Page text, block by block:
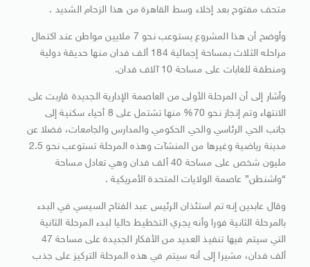
متحف مفتوح بعد إخلاء وسط القاهرة من هذا الزحام الشديد .
وأوضح أن هذا المشروع يستوعب نحو 7 ملايين مواطن عند اكتمال
مراحله الثلاث بمساحة إجمالية 184 ألف فدان منها حديقة دولية
ومنطقة للغابات على مساحة 10 آلاف فدان.
وأشار إلى أن المرحلة الأولى من العاصمة الإدارية الجديدة قاربت على
الانتهاء وتم إنجاز نحو 70% منها تشتمل على 8 أحياء سكنية إلى
جانب الحي الرئاسي والحي الحكومي والمدارس والجامعات، فضلا عن
مدينة رياضية وغيرها من المنشآت وهذه المرحلة تستوعب نحو 2.5
مليون شخص على مساحة 40 ألف فدان وهي تعادل مساحة
“واشنطن” عاصمة الولايات المتحدة الأمريكية .
وقال عابدين إنه تم استئذان الرئيس عبد الفتاح السيسي في البدء
بالمرحلة الثانية فورا وأنه يجري التخطيط حاليا لبدء المرحلة الثانية
التي سيتم فيها تنفيذ العديد من الأفكار الجديدة على مساحة 47
ألف فدان، مشيرا إلى أنه سيتم في هذه المرحلة التركيز على جذب